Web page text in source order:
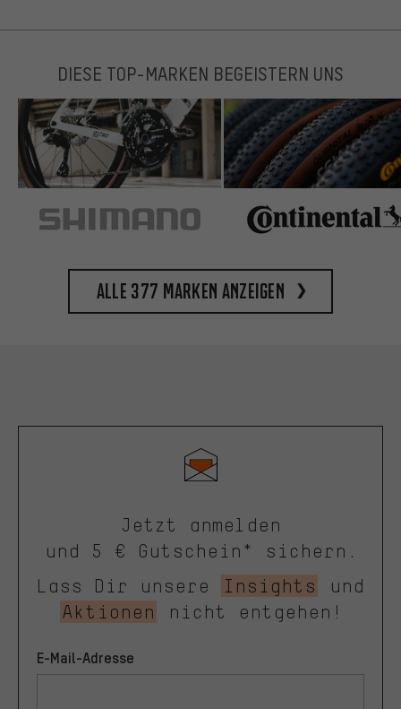
DIESE TOP-MARKEN BEGEISTERN UNS
Alle 377 Marken anzeigen
Jetzt anmelden
und 5 € Gutschein* sichern.
Lass Dir unsere
Insights
und
Aktionen
nicht entgehen!
E-Mail-Adresse